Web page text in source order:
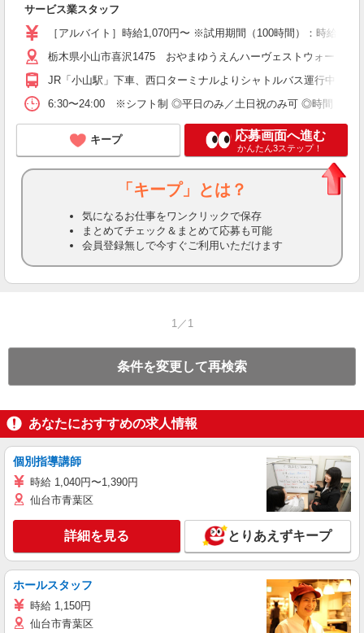
サービス業スタッフ
［アルバイト］時給1,070円〜 ※試用期間（100時間）：時給
栃木県小山市喜沢1475 おやまゆうえんハーヴェストウォーク
JR「小山駅」下車、西口ターミナルよりシャトルバス運行中
6:30〜24:00 ※シフト制 ◎平日のみ／土日祝のみ可 ◎時間・曜
キープ 応募画面へ進む
かんたん3ステップ！
「キープ」とは？
気になるお仕事をワンクリックで保存
まとめてチェック＆まとめて応募も可能
会員登録無しで今すぐご利用いただけます
1／1
条件を変更して再検索
あなたにおすすめの求人情報
個別指導講師
時給 1,040円〜1,390円
仙台市青葉区
詳細を見る とりあえずキープ
ホールスタッフ
時給 1,150円
仙台市青葉区